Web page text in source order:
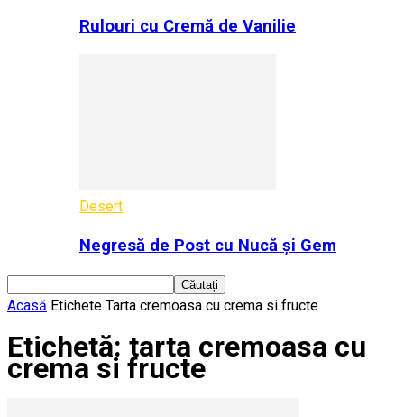
Rulouri cu Cremă de Vanilie
Desert
Negresă de Post cu Nucă și Gem
Acasă Etichete Tarta cremoasa cu crema si fructe
Etichetă: tarta cremoasa cu
crema si fructe